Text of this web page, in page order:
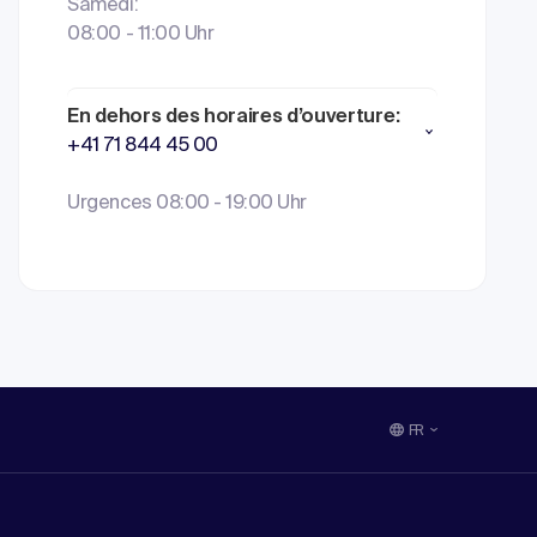
Samedi:
08:00 - 11:00 Uhr
En dehors des horaires d’ouverture:
+41 71 844 45 00
Urgences 08:00 - 19:00 Uhr
FR